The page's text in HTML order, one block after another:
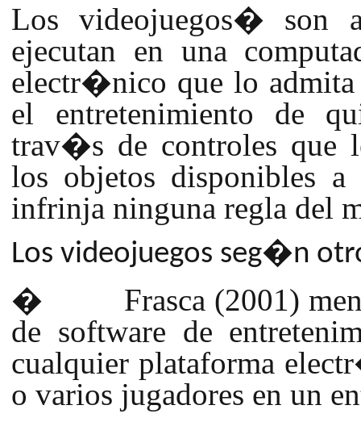
Los videojuegos� son
ejecutan en una
electr�nico que lo
el entretenimiento de
trav�s de controles que
los objetos disponibles a
infrinja ninguna regla del
Los videojuegos seg�n
�
Frasca (2001)
de software de
cualquier plataforma
o varios jugadores en un